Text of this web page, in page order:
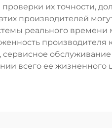
их точности,
производителей
реального времени
производителя
всего ее жизненного